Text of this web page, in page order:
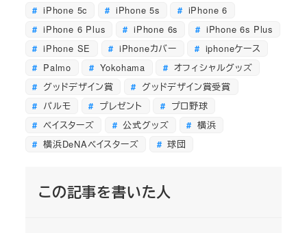
iPhone 5c
iPhone 5s
iPhone 6
iPhone 6 Plus
iPhone 6s
iPhone 6s Plus
iPhone SE
iPhoneカバー
iphoneケース
Palmo
Yokohama
オフィシャルグッズ
グッドデザイン賞
グッドデザイン賞受賞
パルモ
プレゼント
プロ野球
ベイスターズ
公式グッズ
横浜
横浜DeNAベイスターズ
球団
この記事を書いた人